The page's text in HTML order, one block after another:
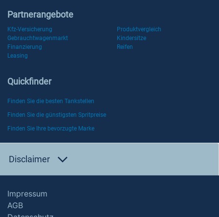
Partnerangebote
Kfz-Versicherung
Produktvergleich
Gebrauchtwagenmarkt
Kindersitze
Finanzierung
Reifen
Leasing
Quickfinder
Finden Sie die besten Tankstellen
Finden Sie die günstigsten Spritpreise
Finden Sie Ihre bevorzugte Marke
Disclaimer
Impressum
AGB